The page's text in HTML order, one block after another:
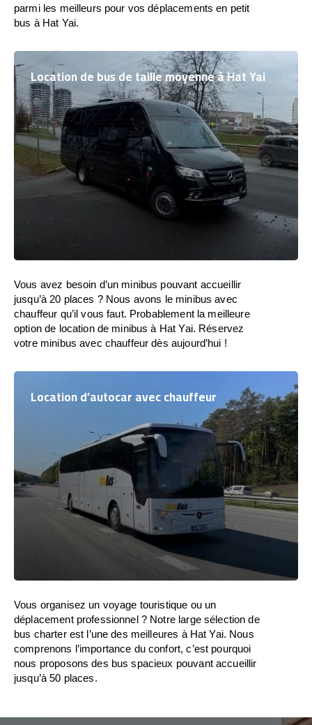
parmi les meilleurs pour vos déplacements en petit
bus à Hat Yai.
Location de bus de taille moyenne à Hat Yai
Vous avez besoin d’un minibus pouvant accueillir
jusqu’à 20 places ? Nous avons le minibus avec
chauffeur qu’il vous faut. Probablement la meilleure
option de location de minibus à Hat Yai. Réservez
votre minibus avec chauffeur dès aujourd’hui !
Location d’autocar avec chauffeur
Vous organisez un voyage touristique ou un
déplacement professionnel ? Notre large sélection de
bus charter est l’une des meilleures à Hat Yai. Nous
comprenons l’importance du confort, c’est pourquoi
nous proposons des bus spacieux pouvant accueillir
jusqu’à 50 places.